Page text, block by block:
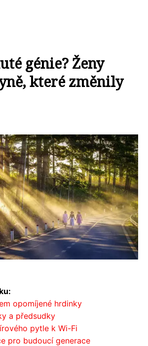
génie? Ženy
které změnily
opomíjené hrdinky
a předsudky
pytle k Wi-Fi
pro budoucí generace